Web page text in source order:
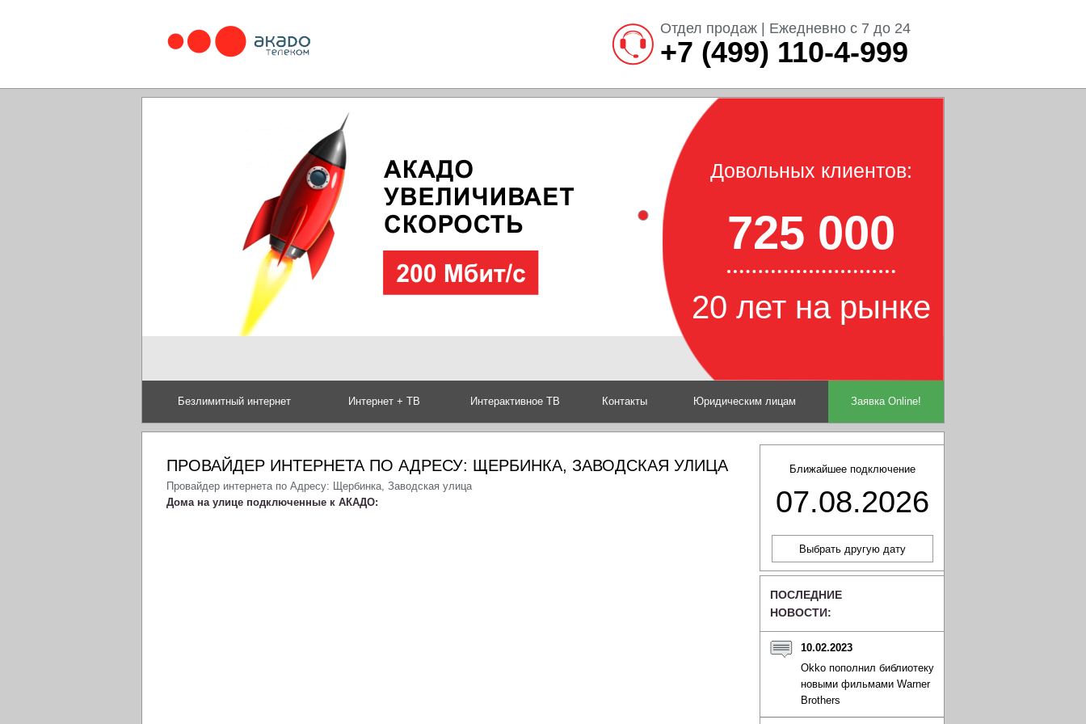
Отдел продаж | Ежедневно с 7 до 24
+7 (499) 110-4-999
Довольных клиентов:
725 000
20 лет на рынке
Безлимитный интернет Интернет + ТВ Интерактивное ТВ Контакты Юридическим лицам Заявка Online!
Ближайшее подключение
07.08.2026
ПОСЛЕДНИЕ
НОВОСТИ:
10.02.2023
Okko пополнил библиотеку
новыми фильмами Warner
Brothers
ПРОВАЙДЕР ИНТЕРНЕТА ПО АДРЕСУ: ЩЕРБИНКА, ЗАВОДСКАЯ УЛИЦА
Провайдер интернета по Адресу: Щербинка, Заводская улица
Дома на улице подключенные к АКАДО: